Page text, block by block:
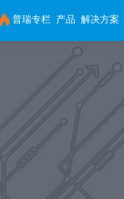
普瑞专栏 产品 解决方案